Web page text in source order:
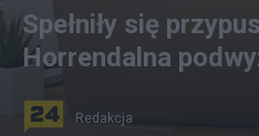
Spełniły się
Horrendalna
Redakcja